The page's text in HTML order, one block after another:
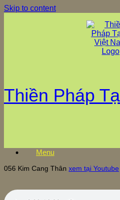
Skip to content
Thiền Pháp
Menu
056 Kim Cang Thân xem tại Youtube